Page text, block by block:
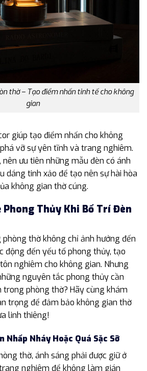
thờ – Tạo điểm nhấn tinh tế cho không
gian
giúp tạo điểm nhấn cho không
vỡ sự yên tĩnh và trang nghiêm.
nên ưu tiên những mẫu đèn có ánh
dáng tinh xảo để tạo nên sự hài hòa
không gian thờ cúng.
Phong Thủy Khi Bố Trí Đèn
thờ không chỉ ảnh hưởng đến
động đến yếu tố phong thủy, tạo
nghiêm cho không gian. Nhưng
nguyên tắc phong thủy cần
trong phòng thờ? Hãy cùng khám
trọng để đảm bảo không gian thờ
linh thiêng!
Nhấp Nháy Hoặc Quá Sặc Sỡ
thờ, ánh sáng phải được giữ ở
nghiêm để không làm gián